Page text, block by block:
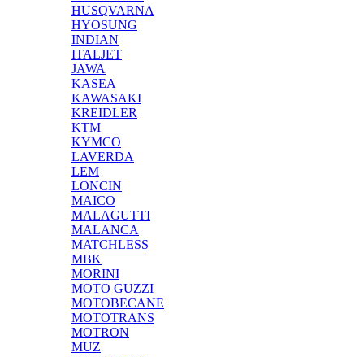
HUSQVARNA
HYOSUNG
INDIAN
ITALJET
JAWA
KASEA
KAWASAKI
KREIDLER
KTM
KYMCO
LAVERDA
LEM
LONCIN
MAICO
MALAGUTTI
MALANCA
MATCHLESS
MBK
MORINI
MOTO GUZZI
MOTOBECANE
MOTOTRANS
MOTRON
MUZ